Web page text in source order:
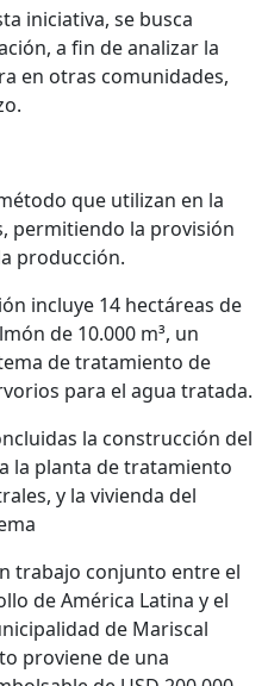
iniciativa, se busca
a fin de analizar la
en otras comunidades,
que utilizan en la
permitiendo la provisión
producción.
incluye 14 hectáreas de
de 10.000 m³, un
de tratamiento de
para el agua tratada.
la construcción del
la planta de tratamiento
y la vivienda del
trabajo conjunto entre el
de América Latina y el
de Mariscal
proviene de una